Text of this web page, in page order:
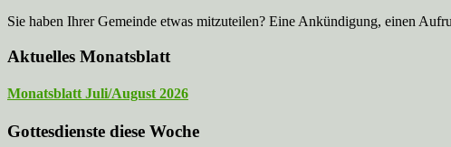
Sie haben Ihrer Gemeinde etwas mitzuteilen? Eine Ankündigung, einen
Aktuelles Monatsblatt
Monatsblatt Juli/August 2026
Gottesdienste diese Woche